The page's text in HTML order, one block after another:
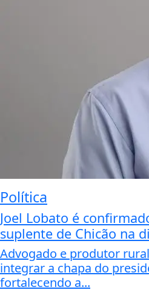
Política
Joel Lobato é
suplente de Chicão na
Advogado e produtor
integrar a chapa do
fortalecendo a...